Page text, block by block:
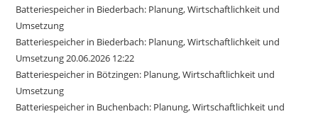
Batteriespeicher in Biederbach: Planung, Wirtschaftlichkeit und
Umsetzung
Batteriespeicher in Biederbach: Planung, Wirtschaftlichkeit und
Umsetzung 20.06.2026 12:22
Batteriespeicher in Bötzingen: Planung, Wirtschaftlichkeit und
Umsetzung
Batteriespeicher in Buchenbach: Planung, Wirtschaftlichkeit und